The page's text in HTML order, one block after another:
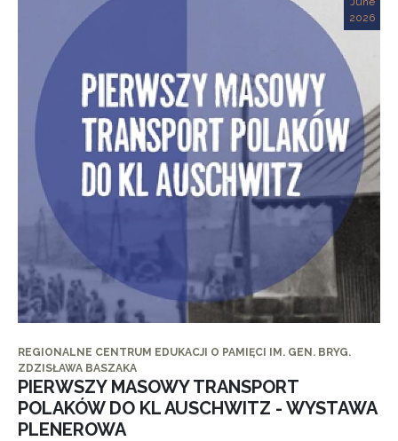
2026
REGIONALNE CENTRUM EDUKACJI O PAMIĘCI IM. GEN. BRYG.
ZDZISŁAWA BASZAKA
PIERWSZY MASOWY TRANSPORT
POLAKÓW DO KL AUSCHWITZ - WYSTAWA
PLENEROWA